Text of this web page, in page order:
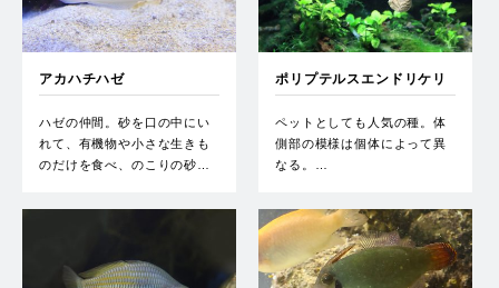
アカハチハゼ
ハゼの仲間。砂を口の中にい
れて、有機物や小さな生きも
のだけを食べ、のこりの砂…
ポリプテルスエンドリケリ
ー
ペットとしても人気の種。体
側部の模様は個体によって異
なる。…